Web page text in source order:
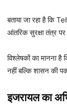
बताया जा रहा है कि
आंतरिक सुरक्षा तंत्र पर
विश्लेषकों का मानना है
नहीं बल्कि शासन की
इजरायल का